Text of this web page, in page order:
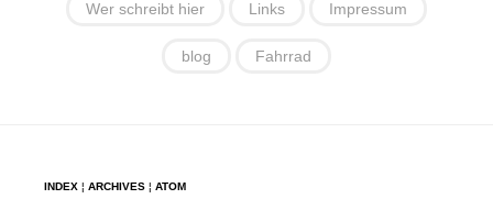
Wer schreibt hier Links Impressum
blog Fahrrad
INDEX ¦ ARCHIVES ¦ ATOM